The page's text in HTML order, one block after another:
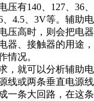
压有140、127、
4.5、3V等。辅
压高时，则会把电
器、接触器的用途
情况。
，就可以分析辅助
线或两条垂直电源
一条大回路，在这